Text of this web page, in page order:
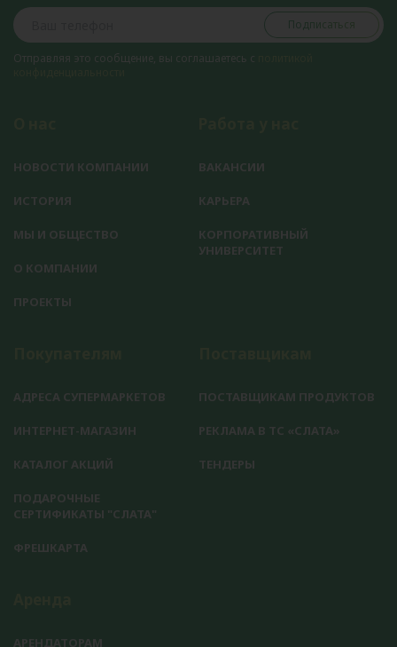
Подписаться
Отправляя это сообщение, вы соглашаетесь с
НОВОСТИ КОМПАНИИ
ИСТОРИЯ
МЫ И ОБЩЕСТВО
О КОМПАНИИ
ПРОЕКТЫ
ВАКАНСИИ
КАРЬЕРА
КОРПОРАТИВНЫЙ
УНИВЕРСИТЕТ
АДРЕСА СУПЕРМАРКЕТОВ
ИНТЕРНЕТ-МАГАЗИН
КАТАЛОГ АКЦИЙ
ПОДАРОЧНЫЕ
СЕРТИФИКАТЫ "СЛАТА"
ФРЕШКАРТА
ПОСТАВЩИКАМ ПРОДУКТОВ
РЕКЛАМА В ТС «СЛАТА»
ТЕНДЕРЫ
АРЕНДАТОРАМ